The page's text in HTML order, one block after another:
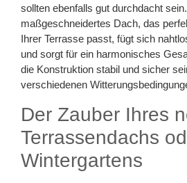
sollten ebenfalls gut durchdacht
maßgeschneidertes Dach, das
Ihrer Terrasse passt, fügt sich
und sorgt für ein harmonisches
die Konstruktion stabil und sicher
verschiedenen
Der Zauber Ihres
Terrassendachs
Wintergartens